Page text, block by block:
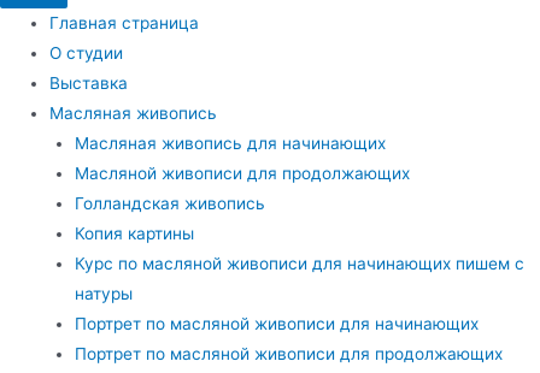
Главная страница
О студии
Выставка
Масляная живопись
Масляная живопись для начинающих
Масляной живописи для продолжающих
Голландская живопись
Копия картины
Курс по масляной живописи для начинающих пишем с
натуры
Портрет по масляной живописи для начинающих
Портрет по масляной живописи для продолжающих